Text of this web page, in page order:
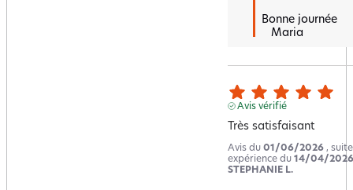
Bonne journée
   Maria
Avis vérifié
Très satisfaisant
Avis du 01/06/2026 ,
expérience du 14/04/2026
STEPHANIE L.